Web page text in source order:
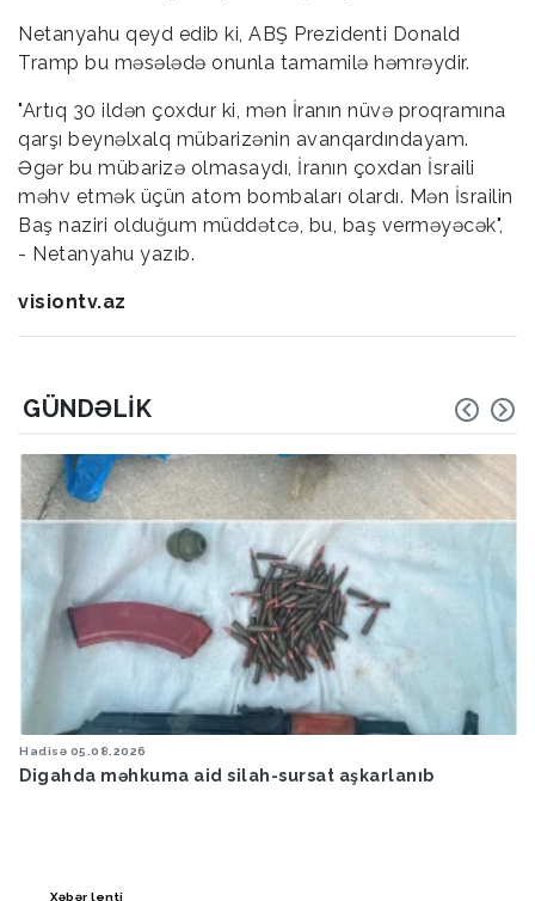
Netanyahu qeyd edib ki, ABŞ Prezidenti Donald
Tramp bu məsələdə onunla tamamilə həmrəydir.
"Artıq 30 ildən çoxdur ki, mən İranın nüvə proqramına
qarşı beynəlxalq mübarizənin avanqardındayam.
Əgər bu mübarizə olmasaydı, İranın çoxdan İsraili
məhv etmək üçün atom bombaları olardı. Mən İsrailin
Baş naziri olduğum müddətcə, bu, baş verməyəcək",
- Netanyahu yazıb.
visiontv.az
GÜNDƏLIK
Hadisə 05.08.2026
Digahda məhkuma aid silah-sursat aşkarlanıb
Xəbər lenti